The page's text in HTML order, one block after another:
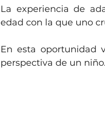
La experiencia de
edad con la que uno
En esta oportunidad
perspectiva de un niño.